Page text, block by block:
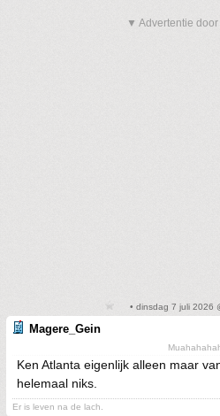
▼ Advertentie
• dinsdag 7 juli 2026
Magere_Gein
Ken Atlanta eigenlijk alleen maar
helemaal niks.
Er is leven na de lach.